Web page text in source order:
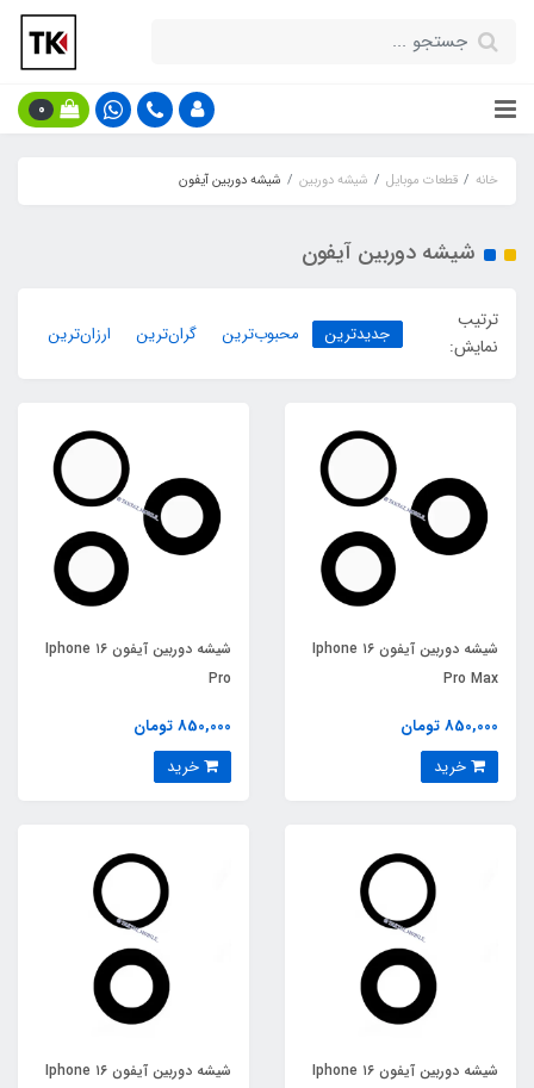
0
خانه قطعات موبایل شیشه دوربین شیشه دوربین آیفون
شیشه دوربین آیفون
ترتیب
نمایش:
جدیدترین محبوب‌ترین گران‌ترین ارزان‌ترین
شیشه دوربین آیفون Iphone ۱۶
Pro Max
850,000 تومان
شیشه دوربین آیفون Iphone ۱۶
Pro
850,000 تومان
شیشه دوربین آیفون Iphone ۱۶
شیشه دوربین آیفون Iphone ۱۶